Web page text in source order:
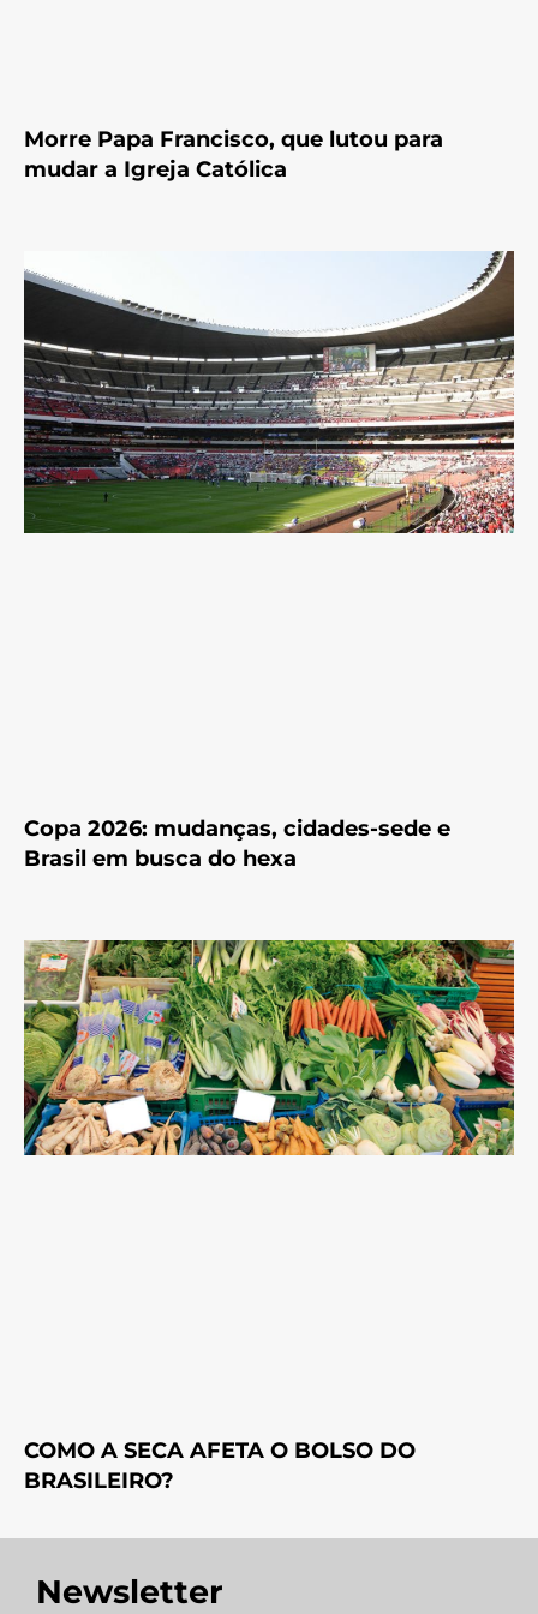
Morre Papa Francisco, que lutou para
mudar a Igreja Católica
Copa 2026: mudanças, cidades-sede e
Brasil em busca do hexa
COMO A SECA AFETA O BOLSO DO
BRASILEIRO?
Newsletter